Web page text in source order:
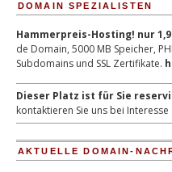
DOMAIN SPEZIALISTEN
Hammerpreis-Hosting! nur
de Domain, 5000 MB Speicher,
Subdomains und SSL Zertifikate.
Dieser Platz ist für Sie
kontaktieren Sie uns bei Interesse
AKTUELLE DOMAIN-